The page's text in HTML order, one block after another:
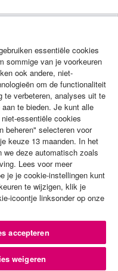
Datum van de laatste
essentiële cookies
sommige van je voorkeuren
ook andere, niet-
om de functionaliteit
te verbeteren, analyses uit te
te bieden. Je kunt alle
essentiële cookies
beheren" selecteren voor
keuze 13 maanden. In het
deze automatisch zoals
Lees voor meer
je je cookie-instellingen kunt
te wijzigen, klik je
icoontje linksonder op onze
accepteren
weigeren